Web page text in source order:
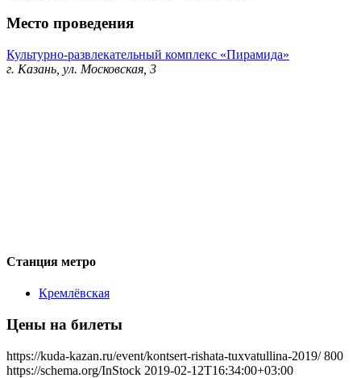
Место проведения
Культурно-развлекательный комплекс «Пирамида»
г. Казань, ул. Московская, 3
Станция метро
Кремлёвская
Цены на билеты
https://kuda-kazan.ru/event/kontsert-rishata-tuxvatullina-2019/ 800
https://schema.org/InStock 2019-02-12T16:34:00+03:00